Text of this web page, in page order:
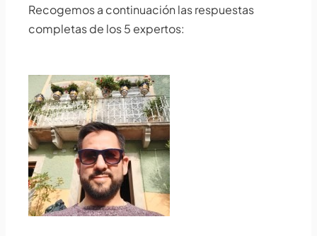
Recogemos a continuación las respuestas
completas de los 5 expertos: